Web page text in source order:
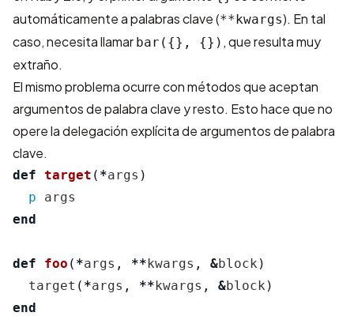
automáticamente a palabras clave (**kwargs). En tal
caso, necesita llamar bar({}, {}) , que resulta muy
extraño.
El mismo problema ocurre con métodos que aceptan
argumentos de palabra clave y resto. Esto hace que no
opere la delegación explícita de argumentos de palabra
clave.
def target ( *args )
p
args
end
def foo ( *args , **kwargs , &block )
target ( *args , **kwargs , &block )
end